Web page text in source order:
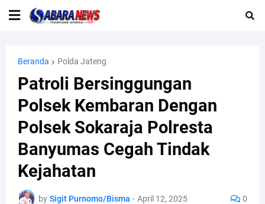
Beranda Polda Jateng
Patroli Bersinggungan
Polsek Kembaran Dengan
Polsek Sokaraja Polresta
Banyumas Cegah Tindak
Kejahatan
by Sigit Purnomo/Bisma - April 12, 2025 0